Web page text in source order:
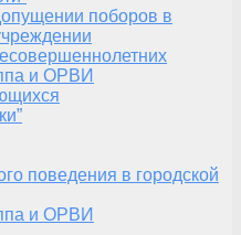
поборов в
и ОРВИ
поведения в городской
и ОРВИ